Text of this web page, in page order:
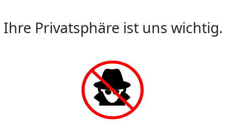
Ihre Privatsphäre ist uns wichtig.